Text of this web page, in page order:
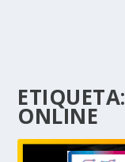
ETIQUETA:
ONLINE